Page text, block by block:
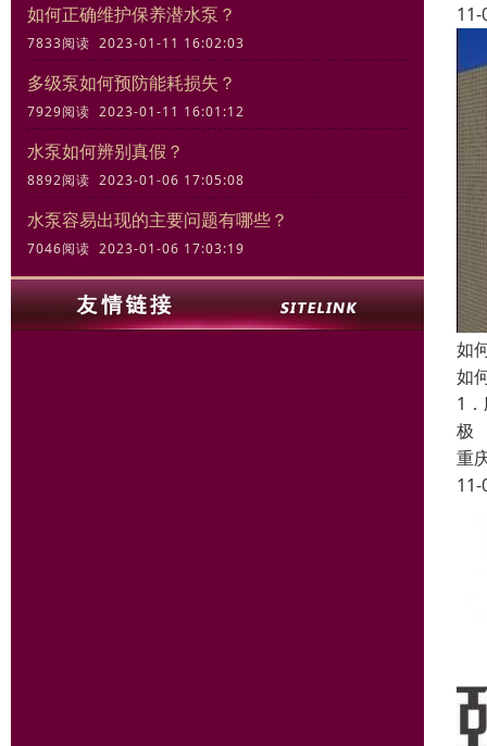
如何正确维护保养潜水泵？
7833阅读 2023-01-11 16:02:03
多级泵如何预防能耗损失？
7929阅读 2023-01-11 16:01:12
水泵如何辨别真假？
8892阅读 2023-01-06 17:05:08
水泵容易出现的主要问题有哪些？
7046阅读 2023-01-06 17:03:19
11-
如
如
1
极
重
11-